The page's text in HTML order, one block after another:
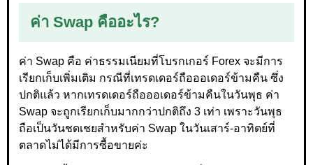
ค่า Swap คืออะไร?
ค่า Swap คือ ค่าธรรมเนียมที่โบรกเกอร์ Forex จะมีการ
เรียกเก็บเพิ่มเติม กรณีที่เทรดเดอร์ถือออเดอร์ข้ามคืน ซึ่ง
ปกติแล้ว หากเทรดเดอร์ถือออเดอร์ข้ามคืนในวันพุธ ค่า
Swap จะถูกเรียกเก็บมากกว่าปกติถึง 3 เท่า เพราะวันพุธ
ถือเป็นวันชดเชยสำหรับค่า Swap ในวันเสาร์-อาทิตย์ที่
ตลาดไม่ได้มีการซื้อขายค่ะ